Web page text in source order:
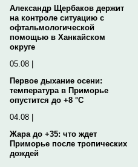
Александр Щербаков держит
на контроле ситуацию с
офтальмологической
помощью в Ханкайском
округе
05.08 |
Первое дыхание осени:
температура в Приморье
опустится до +8 °C
04.08 |
Жара до +35: что ждет
Приморье после тропических
дождей